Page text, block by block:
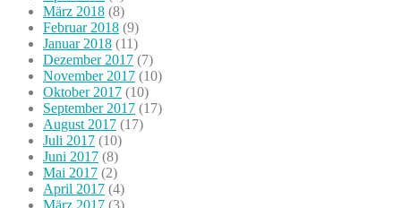
März 2018 (8)
Februar 2018 (9)
Januar 2018 (11)
Dezember 2017 (7)
November 2017 (10)
Oktober 2017 (10)
September 2017 (17)
August 2017 (17)
Juli 2017 (10)
Juni 2017 (8)
Mai 2017 (2)
April 2017 (4)
März 2017 (3)